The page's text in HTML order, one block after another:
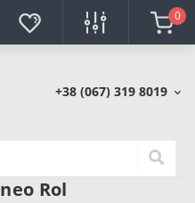
0
+38 (067) 319 8019
Rol